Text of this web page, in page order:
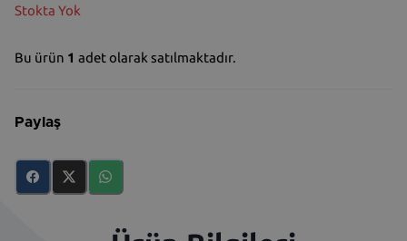
Stokta Yok
Bu ürün 1 adet olarak satılmaktadır.
Paylaş